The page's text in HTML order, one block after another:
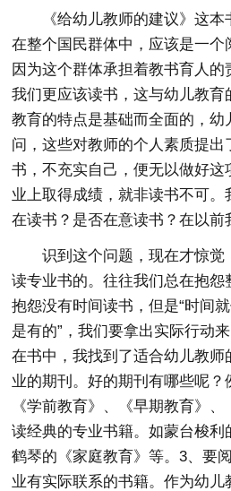
《给幼儿教师的建议》这
在整个国民群体中，应该是一个
因为这个群体承担着教书育人的
我们更应该读书，这与幼儿教
教育的特点是基础而全面的，幼
问，这些对教师的个人素质提
书，不充实自己，便无以做好
业上取得成绩，就非读书不可。
在读书？是否在意读书？在以前
识到这个问题，现在才惊觉
读专业书的。往往我们总在抱怨
抱怨没有时间读书，但是“时间
是有的”，我们要拿出实际行动
在书中，我找到了适合幼儿教
业的期刊。好的期刊有哪些呢？
《学前教育》、《早期教育》
读经典的专业书籍。如蒙台梭
鹤琴的《家庭教育》等。3、要
业有实际联系的书籍。作为幼儿